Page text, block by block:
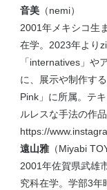
音美 （nemi）
2001年メキシコ生
在学。2023年より
「internatives」や
に、展示や制作す
Pink」に所属。テ
ルレスな手法の作
https://
遠山雅（Miyabi
2001年佐賀県武雄
究科在学。学部3年